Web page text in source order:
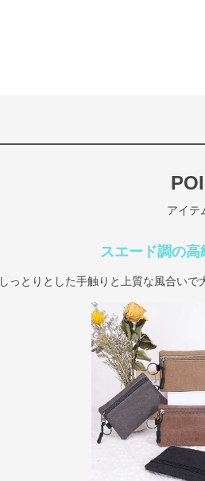
アイテ
スエード調の
しっとりとした手触りと上質な風合いで